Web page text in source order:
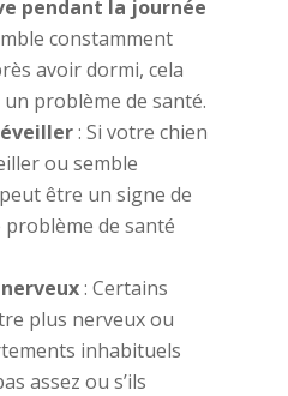
pendant la journée
constamment
avoir dormi, cela
problème de santé.
: Si votre chien
ou semble
être un signe de
de santé
: Certains
plus nerveux ou
inhabituels
assez ou s’ils